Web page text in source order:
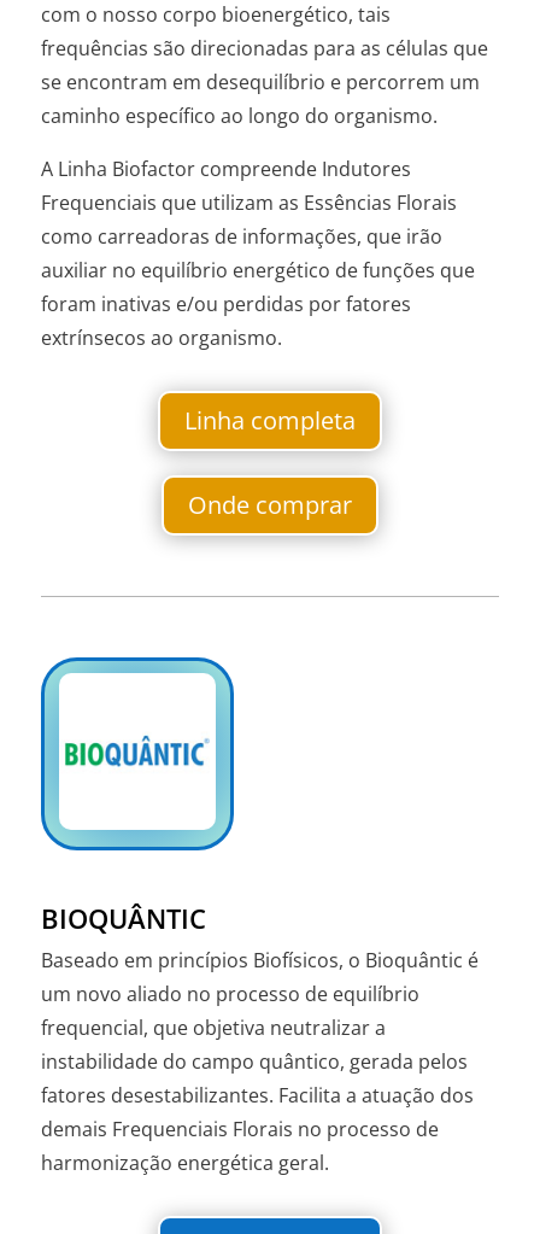
com o nosso corpo bioenergético, tais
frequências são direcionadas para as células que
se encontram em desequilíbrio e percorrem um
caminho específico ao longo do organismo.
A Linha Biofactor compreende Indutores
Frequenciais que utilizam as Essências Florais
como carreadoras de informações, que irão
auxiliar no equilíbrio energético de funções que
foram inativas e/ou perdidas por fatores
extrínsecos ao organismo.
Linha completa
Onde comprar
BIOQUÂNTIC
Baseado em princípios Biofísicos, o Bioquântic é
um novo aliado no processo de equilíbrio
frequencial, que objetiva neutralizar a
instabilidade do campo quântico, gerada pelos
fatores desestabilizantes. Facilita a atuação dos
demais Frequenciais Florais no processo de
harmonização energética geral.